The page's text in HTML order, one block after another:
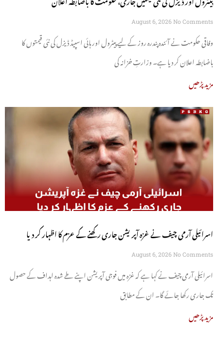
August 6, 2026 No Comments
وفاقی حکومت نے آئندہ پندرہ روز کے لیے پیٹرول اور ہائی اسپیڈ ڈیزل کی نئی قیمتوں کا
باضابطہ اعلان کر دیا ہے۔ وزارتِ خزانہ کی
مزید پڑھیں
اسرائیلی آرمی چیف نے غزہ آپریشن جاری رکھنے کے عزم کا اظہار کر دیا
August 6, 2026 No Comments
اسرائیلی آرمی چیف نے کہا ہے کہ غزہ میں فوجی آپریشن اپنے طے شدہ اہداف کے حصول
تک جاری رکھا جائے گا۔ ان کے مطابق
مزید پڑھیں